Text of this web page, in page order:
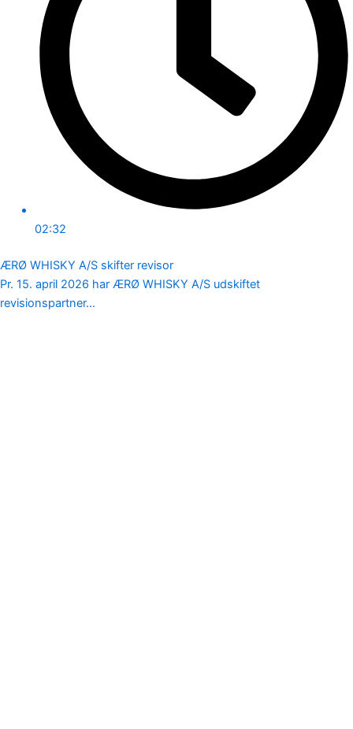
02:32
ÆRØ WHISKY A/S skifter revisor
Pr. 15. april 2026 har ÆRØ WHISKY A/S udskiftet
revisionspartner...